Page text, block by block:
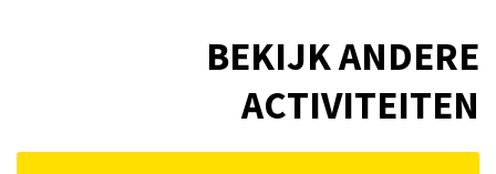
BEKIJK ANDERE
ACTIVITEITEN